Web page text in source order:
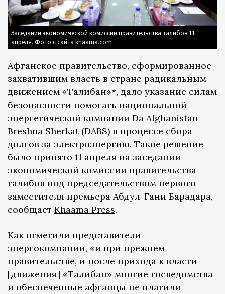
Заседании экономической комиссии правительства талибов 11
апреля. Фото с сайта khaama.com
Афганское правительство, сформированное
захватившим власть в стране радикальным
движением «Талибан»*, дало указание силам
безопасности помогать национальной
энергетической компании Da Afghanistan
Breshna Sherkat (DABS) в процессе сбора
долгов за электроэнергию. Такое решение
было принято 11 апреля на заседании
экономической комиссии правительства
талибов под председательством первого
заместителя премьера Абдул-Гани Барадара,
сообщает Khaama Press.
Как отметили представители
энергокомпании, «и при прежнем
правительстве, и после прихода к власти
[движения] «Талибан» многие госведомства
и обеспеченные афганцы не платили